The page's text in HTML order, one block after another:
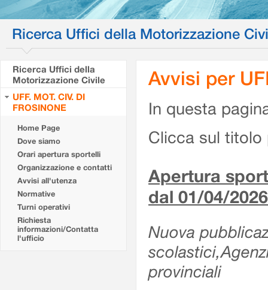
Ricerca Uffici della Motorizzazione
Ricerca Uffici della
Motorizzazione Civile
UFF. MOT. CIV. DI
FROSINONE
Home Page
Dove siamo
Orari apertura sportelli
Organizzazione e contatti
Avvisi all'utenza
Normative
Turni operativi
Richiesta
informazioni/Contatta
l'ufficio
Avvisi per
In questa
Clicca sul titolo
Apertura
dal 01/04/2026
Nuova
provinciali